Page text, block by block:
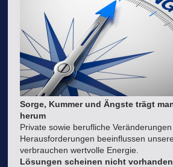
Sorge, Kummer und Ängste trägt
herum
Private sowie berufliche
Herausforderungen beeinflussen
verbrauchen wertvolle Energie.
Lösungen scheinen nicht